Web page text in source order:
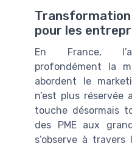
pour les
En France,
profondément la
abordent le
n’est plus
touche désormais
des PME aux
s’observe à